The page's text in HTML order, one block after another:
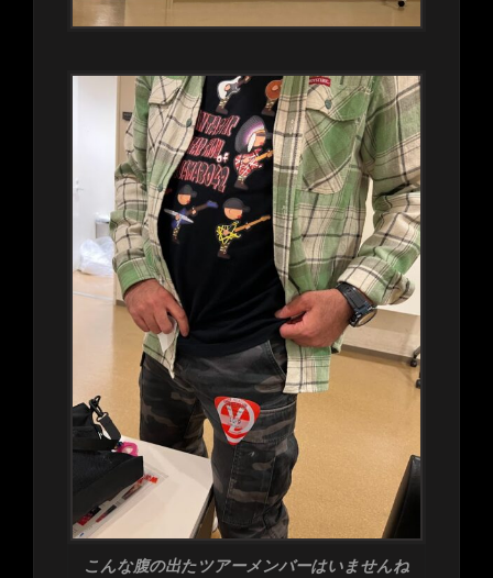
こんな腹の出たツアーメンバーはいませんね